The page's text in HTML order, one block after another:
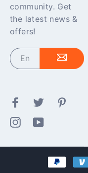
community. Get
the latest news &
offers!
Enter
your
Facebook
Twitter
Instagram